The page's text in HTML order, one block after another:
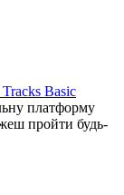
Basic
платформу
пройти будь-